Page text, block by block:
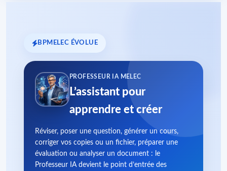
BPMELEC ÉVOLUE
PROFESSEUR IA MELEC
L’assistant pour
apprendre et créer
Réviser, poser une question, générer un cours,
corriger vos copies ou un fichier, préparer une
évaluation ou analyser un document : le
Professeur IA devient le point d’entrée des